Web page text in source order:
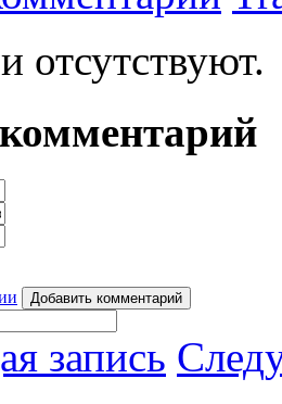
отсутствуют.
Добавить комментарий
запись